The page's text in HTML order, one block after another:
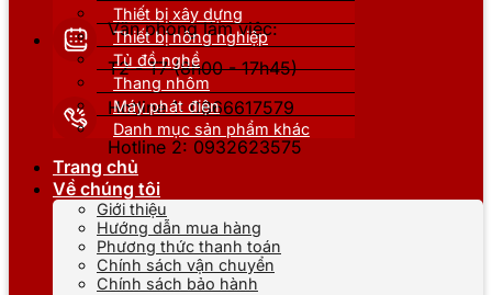
Văn phòng làm việc:
T2 - T7 (8h00 - 17h45)
Hotline 1: 0866617579
Hotline 2: 0932623575
Thiết bị xây dựng
Thiết bị nông nghiệp
Tủ đồ nghề
Thang nhôm
Máy phát điện
Danh mục sản phẩm khác
Trang chủ
Về chúng tôi
Giới thiệu
Hướng dẫn mua hàng
Phương thức thanh toán
Chính sách vận chuyển
Chính sách bảo hành